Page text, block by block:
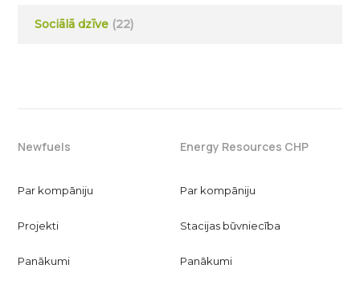
Sociālā dzīve (22)
Newfuels
Par kompāniju
Projekti
Panākumi
Energy Resources CHP
Par kompāniju
Stacijas būvniecība
Panākumi